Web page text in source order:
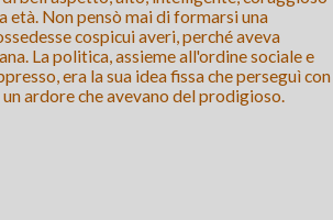
età. Non pensò mai di formarsi una
cospicui averi, perché aveva
La politica, assieme all'ordine sociale e
era la sua idea fissa che perseguì con
ardore che avevano del prodigioso.